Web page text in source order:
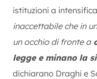
istituzioni a
inaccettabile che in
un occhio di fronte a
legge e minano la
dichiarano Draghi e